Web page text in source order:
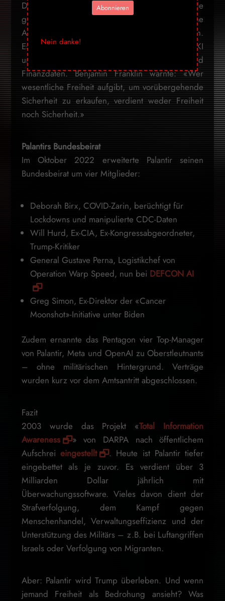
Dieses System kann gegen Andersdenkende
genutzt werden. Es überwacht politische
Ansichten, Proteste, persönliche Gewohnheiten.
Es vergibt Risikopunkte, bald in Echtzeit – mit KI
und Verhaltensanalyse, kombiniert mit GPS und
Finanzdaten. Benjamin Franklin warnte: «Wer
wesentliche Freiheit aufgibt, um vorübergehende
Sicherheit zu erkaufen, verdient weder Freiheit
noch Sicherheit.»
Palantirs Bundesbeirat
Im Oktober 2022 erweiterte Palantir seinen
Bundesbeirat um vier Mitglieder:
Deborah Birx, COVID-Zarin, berüchtigt für
Lockdowns und manipulierte CDC-Daten
Will Hurd, Ex-CIA, Ex-Kongressabgeordneter,
Trump-Kritiker
General Gustave Perna, Logistikchef von
Operation Warp Speed, nun bei DEFCON AI
Greg Simon, Ex-Direktor der «Cancer
Moonshot»-Initiative unter Biden
Zudem ernannte das Pentagon vier Top-Manager
von Palantir, Meta und OpenAI zu Oberstleutnants
– ohne militärischen Hintergrund. Verträge
wurden kurz vor dem Amtsantritt abgeschlossen.
Fazit
2003 wurde das Projekt «Total Information
Awareness
» von DARPA nach öffentlichem
Aufschrei eingestellt
. Heute ist Palantir tiefer
eingebettet als je zuvor. Es verdient über 3
Milliarden Dollar jährlich mit
Überwachungssoftware. Vieles davon dient der
Strafverfolgung, dem Kampf gegen
Menschenhandel, Verwaltungseffizienz und der
Unterstützung des Militärs – z.B. bei Luftangriffen
Israels oder Verfolgung von Migranten.
Aber: Palantir wird Trump überleben. Und wenn
jemand Freiheit als Bedrohung ansieht? Was
Abonnieren
Nein danke!